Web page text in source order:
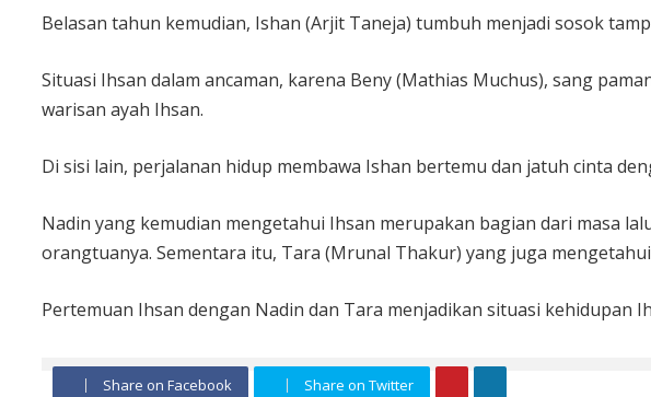
Belasan tahun kemudian, Ishan (Arjit Taneja) tumbuh menjadi sosok
Situasi Ihsan dalam ancaman, karena Beny (Mathias Muchus), sang
warisan ayah Ihsan.
Di sisi lain, perjalanan hidup membawa Ishan bertemu dan jatuh cinta
Nadin yang kemudian mengetahui Ihsan merupakan bagian dari masa
orangtuanya. Sementara itu, Tara (Mrunal Thakur) yang juga
Pertemuan Ihsan dengan Nadin dan Tara menjadikan situasi kehidupan
Share on Facebook Share on Twitter